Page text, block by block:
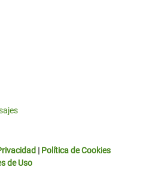
| Política de Cookies
de Uso